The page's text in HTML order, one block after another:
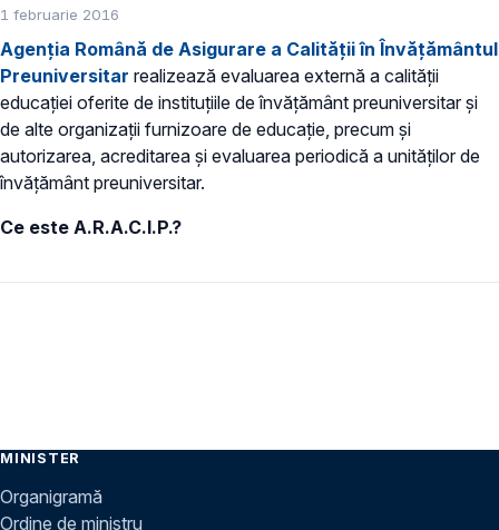
1 februarie 2016
Agenția Română de Asigurare a Calității în Învățământul
Preuniversitar realizează evaluarea externă a calităţii
educaţiei oferite de instituţiile de învăţământ preuniversitar şi
de alte organizaţii furnizoare de educaţie, precum și
autorizarea, acreditarea şi evaluarea periodică a unităţilor de
învăţământ preuniversitar.
Ce este A.R.A.C.I.P.?
MINISTER
Organigramă
Ordine de ministru